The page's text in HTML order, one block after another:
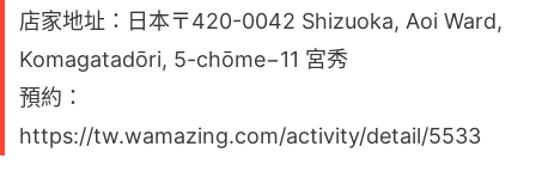
店家地址：日本〒420-0042 Shizuoka, Aoi Ward,
Komagatadōri, 5-chōme−11 宮秀
預約：
https://tw.wamazing.com/activity/detail/5533